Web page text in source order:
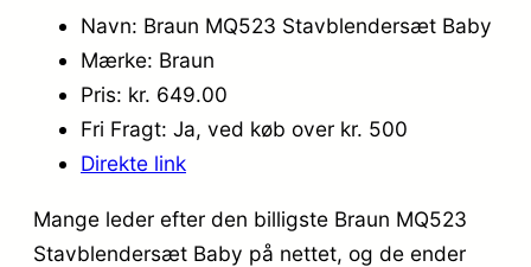
Navn: Braun MQ523 Stavblendersæt Baby
Mærke: Braun
Pris: kr. 649.00
Fri Fragt: Ja, ved køb over kr. 500
Direkte link
Mange leder efter den billigste Braun MQ523
Stavblendersæt Baby på nettet, og de ender